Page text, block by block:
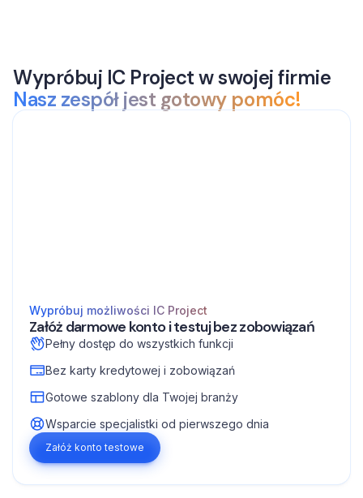
Wypróbuj IC Project w swojej firmie
Nasz zespół jest gotowy pomóc!
Wypróbuj możliwości IC Project
Załóż darmowe konto i testuj bez zobowiązań
Pełny dostęp do wszystkich funkcji
Bez karty kredytowej i zobowiązań
Gotowe szablony dla Twojej branży
Wsparcie specjalistki od pierwszego dnia
Załóż konto testowe